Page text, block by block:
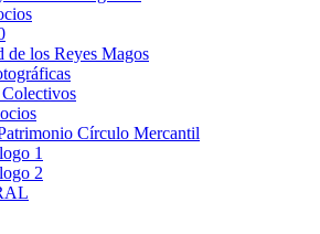
de los Reyes Magos
Círculo Mercantil
1
2